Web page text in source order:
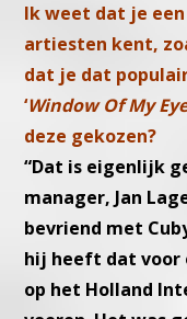
Ik weet dat je
artiesten kent,
dat je dat
‘Window Of My
deze gekozen?
“Dat is eigenlijk
manager, Jan
bevriend met
hij heeft dat voor
op het Holland